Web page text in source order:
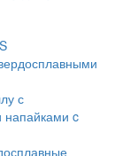
с
напайками c